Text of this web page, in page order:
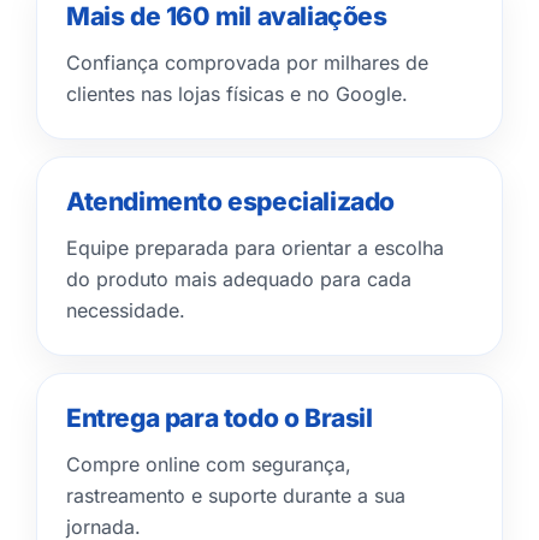
Mais de 160 mil avaliações
Confiança comprovada por milhares de
clientes nas lojas físicas e no Google.
Atendimento especializado
Equipe preparada para orientar a escolha
do produto mais adequado para cada
necessidade.
Entrega para todo o Brasil
Compre online com segurança,
rastreamento e suporte durante a sua
jornada.